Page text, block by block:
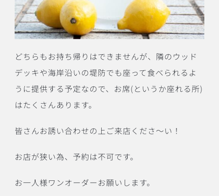
どちらもお持ち帰りはできませんが、隣のウッド
デッキや海岸沿いの堤防でも座って食べられるよ
うに提供する予定なので、お席(というか座れる所)
はたくさんあります。
皆さんお誘い合わせの上ご来店くださ〜い！
お店が狭い為、予約は不可です。
お一人様ワンオーダーお願いします。